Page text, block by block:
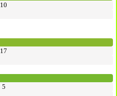
10
17
5